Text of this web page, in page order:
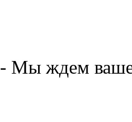
- Мы ждем